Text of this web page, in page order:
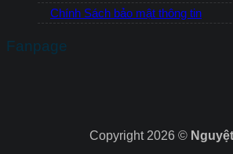
Chính Sách bảo mật thông tin
Fanpage
Copyright 2026 ©